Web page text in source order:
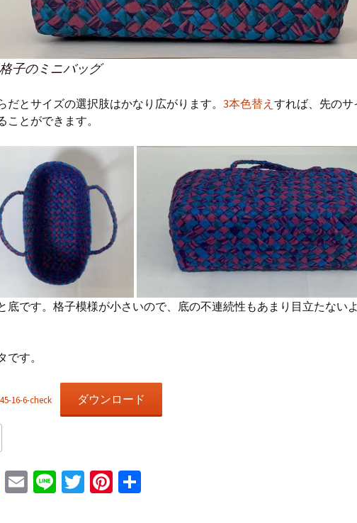
子のミニバッグ
だとサイズの選択肢はかなり広がります。 3本色替え すれば、先のサ
ことができます。
底です。格子模様が小さいので、底の不連続性もあまり目立たない
です。
16-6-check ダウンロード
Fa E
Li T
Pi